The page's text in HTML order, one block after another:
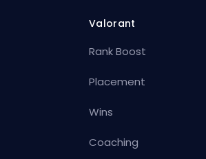
Valorant
Rank Boost
Placement
Wins
Coaching